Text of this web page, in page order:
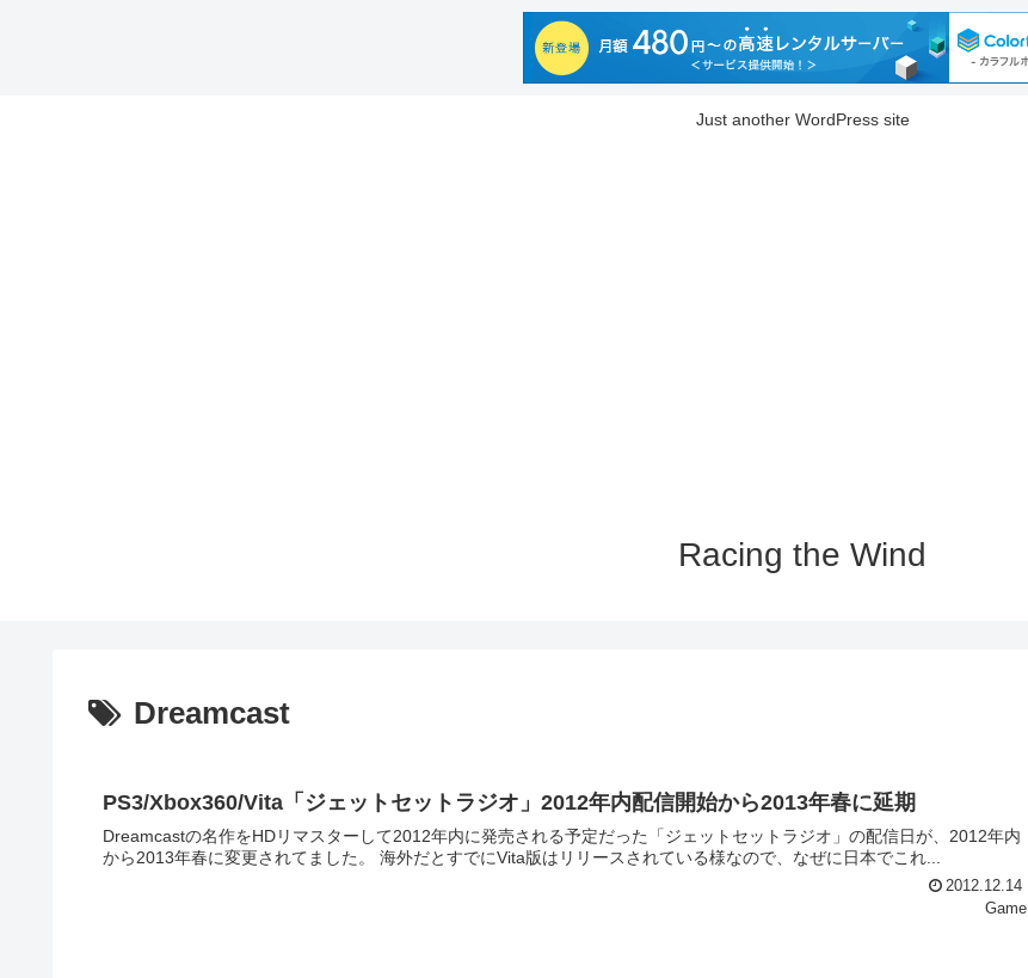
Just another WordPress site
Racing the Wind
Dreamcast
PS3/Xbox360/Vita「ジェットセットラジオ」2012年内配信開始から2013年春に延期
Dreamcastの名作をHDリマスターして2012年内に発売される予定だった「ジェットセットラジオ」の配信日が、2012年内
から2013年春に変更されてました。 海外だとすでにVita版はリリースされている様なので、なぜに日本でこれ...
2012.12.14
Game